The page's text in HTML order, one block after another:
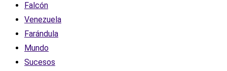
Falcón
Venezuela
Farándula
Mundo
Sucesos